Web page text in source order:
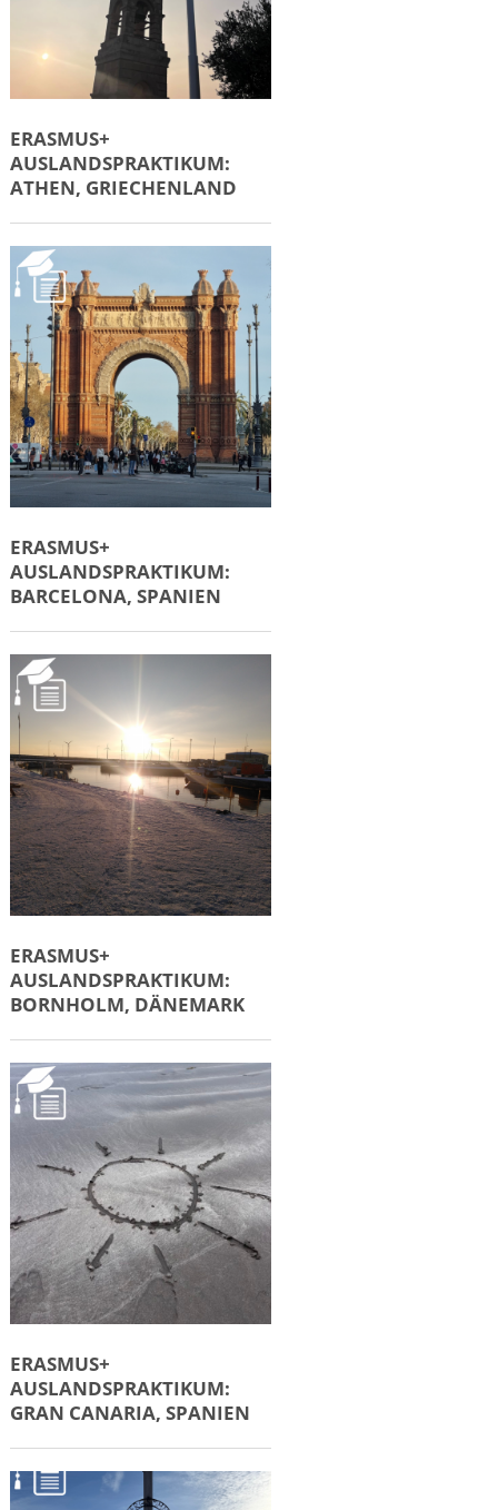
ERASMUS+
AUSLANDSPRAKTIKUM:
ATHEN, GRIECHENLAND
ERASMUS+
AUSLANDSPRAKTIKUM:
BARCELONA, SPANIEN
ERASMUS+
AUSLANDSPRAKTIKUM:
BORNHOLM, DÄNEMARK
ERASMUS+
AUSLANDSPRAKTIKUM:
GRAN CANARIA, SPANIEN